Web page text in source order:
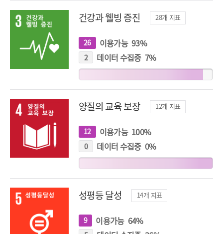
건강과 웰빙 증진 28개 지표
26개
지
표
이용가능 93%
2개
지
표
데이터 수집중 7%
양질의 교육 보장 12개 지표
12개
지
표
이용가능 100%
0개
지
표
데이터 수집중 0%
성평등 달성 14개 지표
9개
지
이용가능 64%